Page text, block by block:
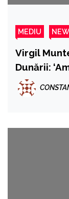
MEDIU
Virgil
Dunării:
să
Bâstroe.